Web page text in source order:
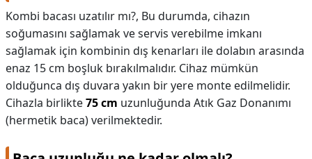
Kombi bacası uzatılır mı?, Bu durumda, cihazın
soğumasını sağlamak ve servis verebilme imkanı
sağlamak için kombinin dış kenarları ile dolabın arasında
enaz 15 cm boşluk bırakılmalıdır. Cihaz mümkün
olduğunca dış duvara yakın bir yere monte edilmelidir.
Cihazla birlikte75 cm uzunluğunda Atık Gaz Donanımı
(hermetik baca) verilmektedir.